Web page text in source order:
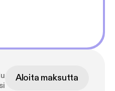
Aloita maksutta